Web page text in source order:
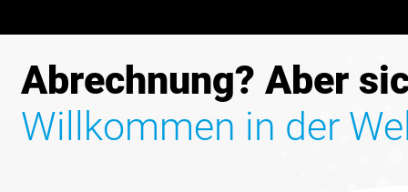
Abrechnung? Aber
Willkommen in der